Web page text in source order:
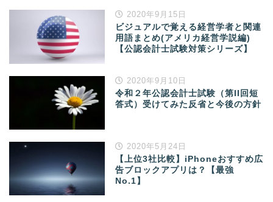
2020年9月15日
ビジュアルで覚える経営学者と関連
用語まとめ(アメリカ経営学説編)
【公認会計士試験対策シリーズ】
2020年9月10日
令和２年公認会計士試験（第II回短
答式）受けてみた反省と今後の方針
2020年5月24日
【上位3社比較】iPhoneおすすめ広
告ブロックアプリは？【最強
No.1】